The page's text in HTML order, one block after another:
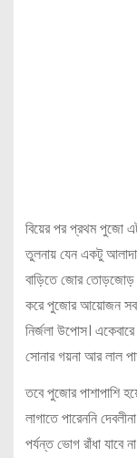
বিয়ের পর প্রথম পুজো
তুলনায় যেন একটু আলাদা
বাড়িতে জোর তোড়জোড়
করে পুজোর আয়োজন সব
নির্জলা উপোস।
সোনার গয়না আর লাল
তবে পুজোর পাশাপাশি
লাগাতে পারেননি
পর্যন্ত ভোগ রাঁধা যাবে